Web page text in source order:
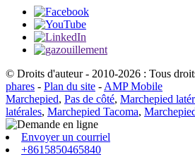
© Droits d'auteur - 2010-2026 : Tous
phares - Plan du site - AMP Mobile
Marchepied, Pas de côté, Marchepied
latérales, Marchepied Tacoma,
Envoyer un courriel
+8615850465840